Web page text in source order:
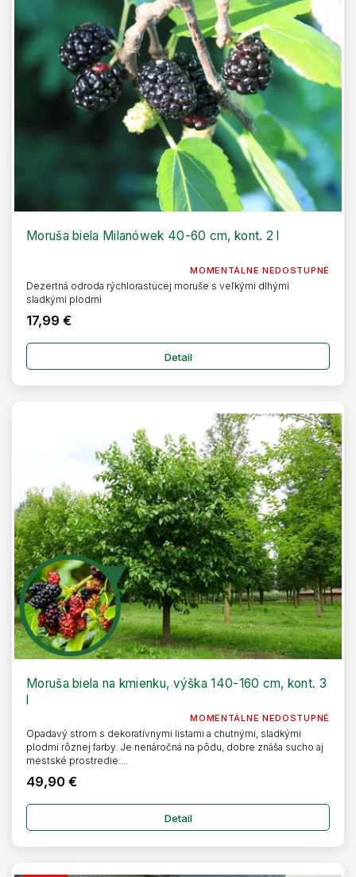
Moruša biela Milanówek 40-60 cm, kont. 2 l
MOMENTÁLNE NEDOSTUPNÉ
17,99 €
Detail
Dezertná odroda rýchlorastúcej moruše s veľkými dlhými
sladkými plodmi
Moruša biela na kmienku, výška 140-160 cm, kont. 3
l
MOMENTÁLNE NEDOSTUPNÉ
49,90 €
Detail
Opadavý strom s dekoratívnymi listami a chutnými, sladkými
plodmi rôznej farby. Je nenáročná na pôdu, dobre znáša sucho aj
mestské prostredie....